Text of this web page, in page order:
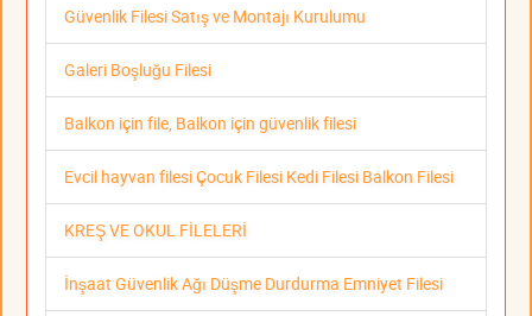
Güvenlik Filesi Satış ve Montajı Kurulumu
Galeri Boşluğu Filesi
Balkon için file, Balkon için güvenlik filesi
Evcil hayvan filesi Çocuk Filesi Kedi Filesi Balkon Filesi
KREŞ VE OKUL FİLELERİ
İnşaat Güvenlik Ağı Düşme Durdurma Emniyet Filesi